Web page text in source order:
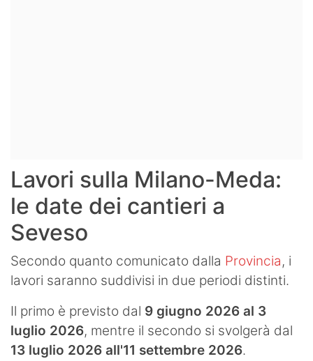
Lavori sulla Milano-Meda:
le date dei cantieri a
Seveso
Secondo quanto comunicato dalla Provincia, i
lavori saranno suddivisi in due periodi distinti.
Il primo è previsto dal 9 giugno 2026 al 3
luglio 2026, mentre il secondo si svolgerà dal
13 luglio 2026 all'11 settembre 2026.